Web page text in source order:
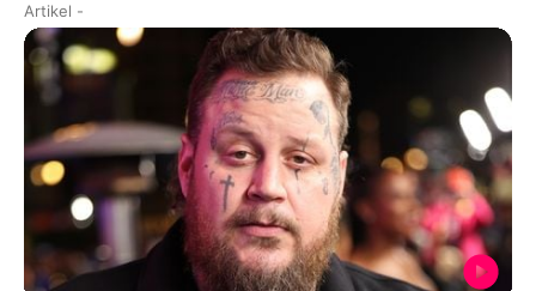
Artikel -